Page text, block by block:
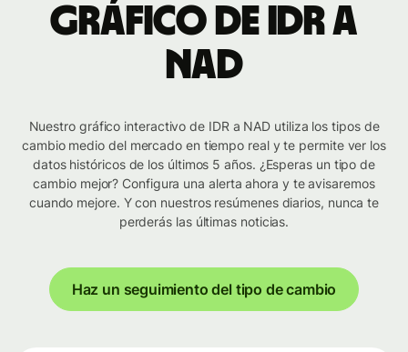
Gráfico de IDR a
NAD
Nuestro gráfico interactivo de IDR a NAD utiliza los tipos de
cambio medio del mercado en tiempo real y te permite ver los
datos históricos de los últimos 5 años. ¿Esperas un tipo de
cambio mejor? Configura una alerta ahora y te avisaremos
cuando mejore. Y con nuestros resúmenes diarios, nunca te
perderás las últimas noticias.
Haz un seguimiento del tipo de cambio